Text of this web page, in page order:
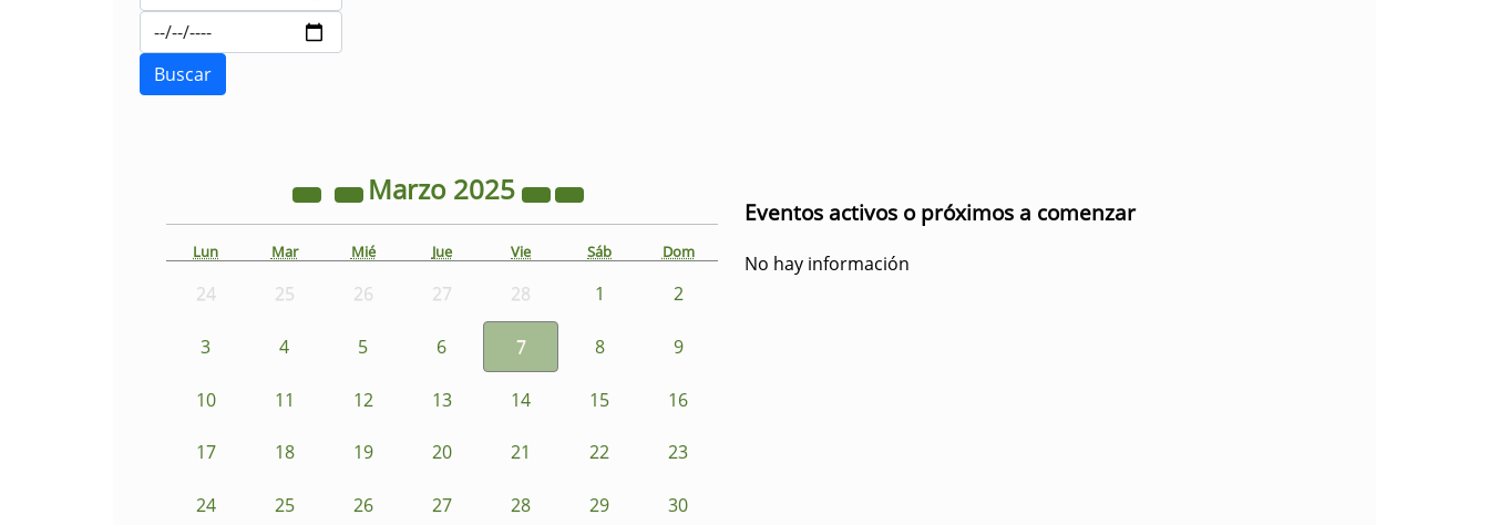
Marzo 2025
Lun Mar Mié Jue Vie Sáb Dom
24 25 26 27 28 1 2
3 4 5 6 7 8 9
10 11 12 13 14 15 16
17 18 19 20 21 22 23
24 25 26 27 28 29 30
Eventos activos o próximos a comenzar
No hay información